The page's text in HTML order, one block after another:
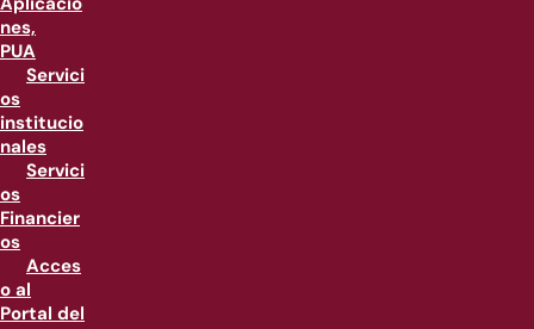
nes,
PUA
Servici
os
institucio
nales
Servici
os
Financier
os
Acces
o al
Portal del